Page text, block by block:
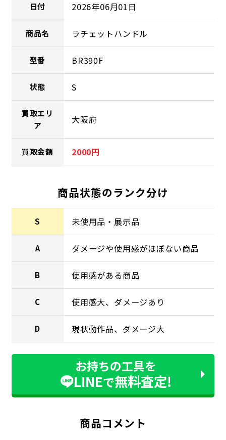
日付 2026年06月01日
商品名 ラチェットハンドル
型番 BR390F
状態 S
買取エリ
ア
大阪府
買取金額 2000円
商品状態のランク分け
S 未使用品・展示品
A ダメージや使用感がほぼない商品
B 使用感がある商品
C 使用感大、ダメージあり
D 現状動作品、ダメージ大
お持ちの工具を
LINEで無料査定!
商品コメント